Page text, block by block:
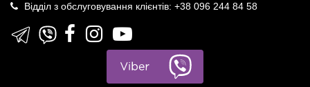
Відділ з обслуговування клієнтів: +38 096 244 84 58